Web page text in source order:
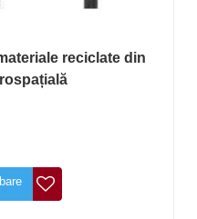
reciclate din